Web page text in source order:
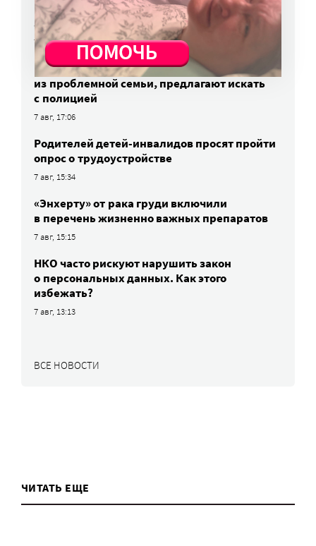
Вторая волна клещей ожидается в конце
августа — начале сентября
7 авг, 19:25
Родных, которые могут взять ребенка
из проблемной семьи, предлагают искать
с полицией
7 авг, 17:06
Родителей детей-инвалидов просят пройти
опрос о трудоустройстве
7 авг, 15:34
«Энхерту» от рака груди включили
в перечень жизненно важных препаратов
7 авг, 15:15
НКО часто рискуют нарушить закон
о персональных данных. Как этого
избежать?
7 авг, 13:13
ВСЕ НОВОСТИ
ЧИТАТЬ ЕЩЕ